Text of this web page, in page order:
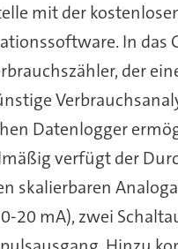
mit der kostenlosen
In das
der
Datenlogger
verfügt der
skalierbaren
20 mA), zwei